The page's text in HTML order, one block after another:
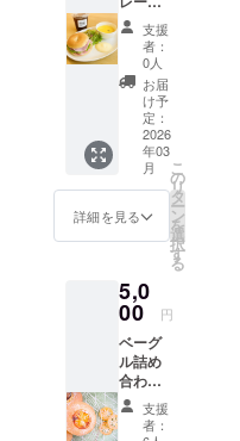
個あた
り約
100g）
保存方
法：冷
凍保存
賞味期
限：発
送日か
ら冷凍
で2週間
粉（北
海道
甜菜糖
(北海道
産)、天
然塩(高
知県
セット
チケッ
ト（2回
分） 営
業時間
中いつ
でもご
利用い
ただけ
る
「ベー
グルプ
ト」の
チケッ
トで
す！ 内
容は… •
お好き
なベー
グル 2
支援
者：
0人
お届
け予
定：
2026
年03
月
詳細を見る
こ
の
リ
タ
ー
ン
を
選
択
す
る
5,0
00 円
ベーグ
ル詰め
合わせ
セット
（10支援
者：